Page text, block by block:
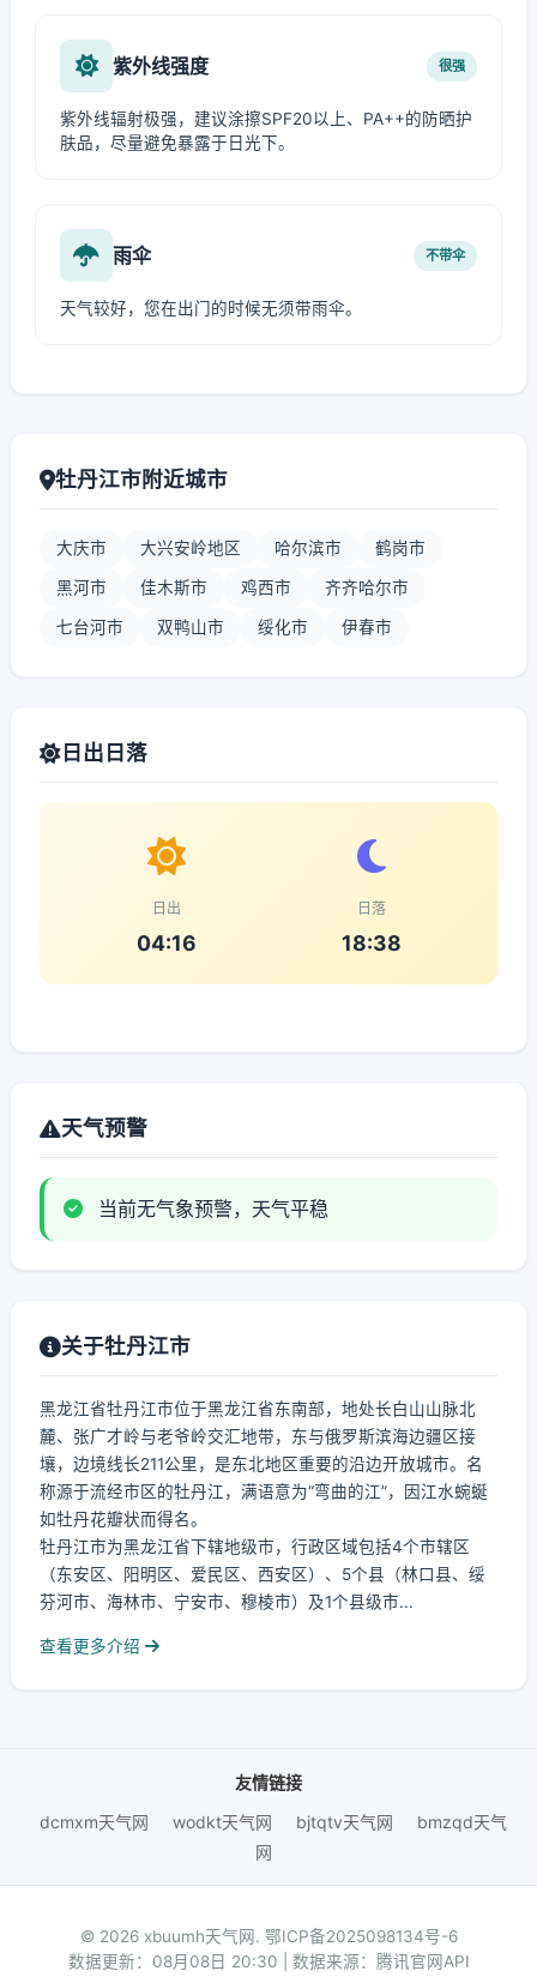
紫外线强度 很强
紫外线辐射极强，建议涂擦SPF20以上、PA++的防晒护
肤品，尽量避免暴露于日光下。
雨伞 不带伞
天气较好，您在出门的时候无须带雨伞。
牡丹江市附近城市
大庆市 大兴安岭地区 哈尔滨市 鹤岗市
黑河市 佳木斯市 鸡西市 齐齐哈尔市
七台河市 双鸭山市 绥化市 伊春市
日出日落
日出
04:16
日落
18:38
天气预警
当前无气象预警，天气平稳
关于牡丹江市
黑龙江省牡丹江市位于黑龙江省东南部，地处长白山山脉北
麓、张广才岭与老爷岭交汇地带，东与俄罗斯滨海边疆区接
壤，边境线长211公里，是东北地区重要的沿边开放城市。名
称源于流经市区的牡丹江，满语意为“弯曲的江”，因江水蜿蜒
如牡丹花瓣状而得名。
牡丹江市为黑龙江省下辖地级市，行政区域包括4个市辖区
（东安区、阳明区、爱民区、西安区）、5个县（林口县、绥
芬河市、海林市、宁安市、穆棱市）及1个县级市...
查看更多介绍
友情链接
dcmxm天气网
wodkt天气网 bjtqtv天气网
bmzqd天气
网
© 2026 xbuumh天气网. 鄂ICP备2025098134号-6
数据更新：08月08日 20:30 | 数据来源：腾讯官网API